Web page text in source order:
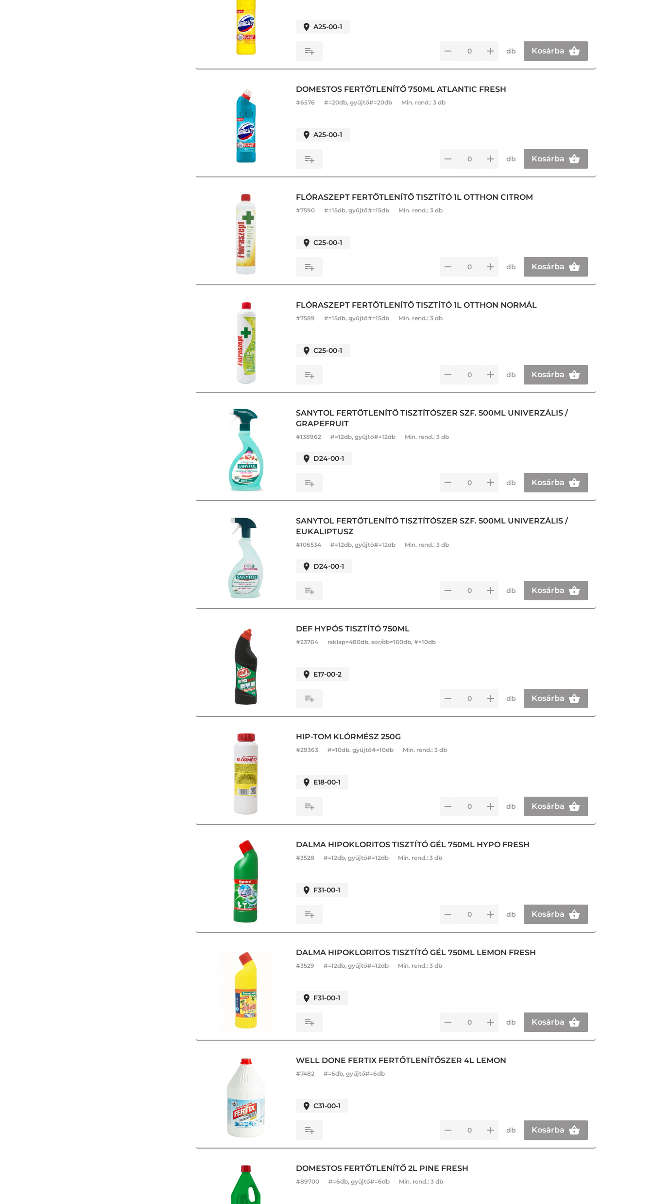
A25-00-1
db Kosárba
DOMESTOS FERTŐTLENÍTŐ 750ML ATLANTIC FRESH
#6576 #=20db, gyűjtő#=20db Min. rend.: 3 db
A25-00-1
db Kosárba
FLÓRASZEPT FERTŐTLENÍTŐ TISZTÍTÓ 1L OTTHON CITROM
#7590 #=15db, gyűjtő#=15db Min. rend.: 3 db
C25-00-1
db Kosárba
FLÓRASZEPT FERTŐTLENÍTŐ TISZTÍTÓ 1L OTTHON NORMÁL
#7589 #=15db, gyűjtő#=15db Min. rend.: 3 db
C25-00-1
db Kosárba
SANYTOL FERTŐTLENÍTŐ TISZTÍTÓSZER SZF. 500ML UNIVERZÁLIS /
GRAPEFRUIT
#138962 #=12db, gyűjtő#=12db Min. rend.: 3 db
D24-00-1
db Kosárba
SANYTOL FERTŐTLENÍTŐ TISZTÍTÓSZER SZF. 500ML UNIVERZÁLIS /
EUKALIPTUSZ
#106534 #=12db, gyűjtő#=12db Min. rend.: 3 db
D24-00-1
db Kosárba
DEF HYPÓS TISZTÍTÓ 750ML
#23764 raklap=480db, sor/db=160db, #=10db
E17-00-2
db Kosárba
HIP-TOM KLÓRMÉSZ 250G
#29363 #=10db, gyűjtő#=10db Min. rend.: 3 db
E18-00-1
db Kosárba
DALMA HIPOKLORITOS TISZTÍTÓ GÉL 750ML HYPO FRESH
#3528 #=12db, gyűjtő#=12db Min. rend.: 3 db
F31-00-1
db Kosárba
DALMA HIPOKLORITOS TISZTÍTÓ GÉL 750ML LEMON FRESH
#3529 #=12db, gyűjtő#=12db Min. rend.: 3 db
F31-00-1
db Kosárba
WELL DONE FERTIX FERTŐTLENÍTŐSZER 4L LEMON
#7482 #=6db, gyűjtő#=6db
C31-00-1
db Kosárba
DOMESTOS FERTŐTLENÍTŐ 2L PINE FRESH
#89700 #=6db, gyűjtő#=6db Min. rend.: 3 db